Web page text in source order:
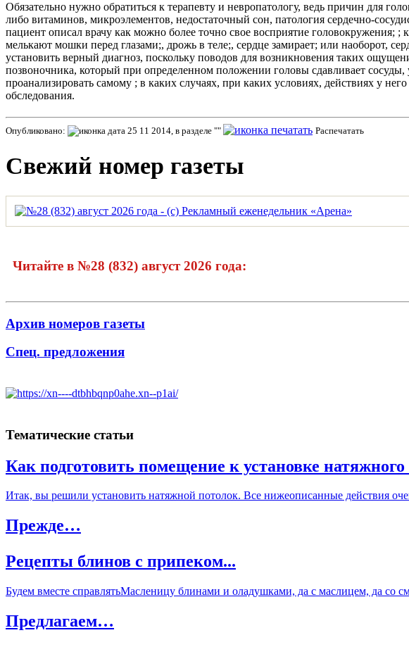
Обязательно нужно обратиться к терапевту и невропатологу, ведь причин для
либо витаминов, микроэлементов, недостаточный сон, патология сердечно-
пациент описал врачу как можно более точно свое восприятие
мелькают мошки перед глазами;, дрожь в теле;, сердце замирает; или наоборот,
установить верный диагноз, поскольку поводов для возникновения таких
позвоночника, который при определенном положении головы сдавливает
проанализировать самому ; в каких случаях, при каких условиях, действиях у
обследования.
Опубликовано: 25 11 2014, в разделе "" Распечатать
Свежий номер газеты
Читайте в №28 (832) август 2026 года:
Архив номеров газеты
Спец. предложения
Тематические статьи
Как подготовить помещение к установке натяжного
Итак, вы решили установить натяжной потолок. Все нижеописанные действия
Прежде…
Рецепты блинов с припеком...
Будем вместе справлятьМасленицу блинами и оладушками, да с маслицем, да со
Предлагаем…